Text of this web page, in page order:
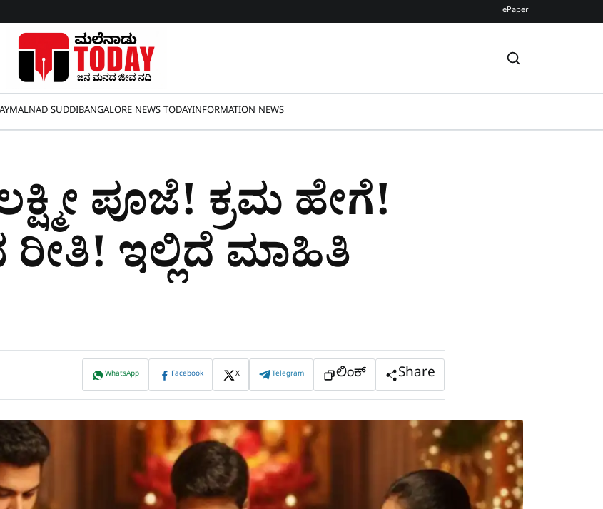
ePaper
MALNAD SUDDIBANGALORE NEWS TODAYINFORMATION NEWS
ಪೂಜೆ! ಕ್ರಮ ಹೇಗೆ!
ಇಲ್ಲಿದೆ ಮಾಹಿತಿ
WhatsApp Facebook X Telegram ಲಿಂಕ್ Share